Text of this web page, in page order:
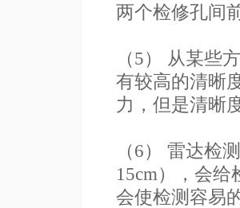
两个检修孔间
（5） 从某些
有较高的清晰
力，但是清晰
（6） 雷达检
15cm），会
会使检测容易